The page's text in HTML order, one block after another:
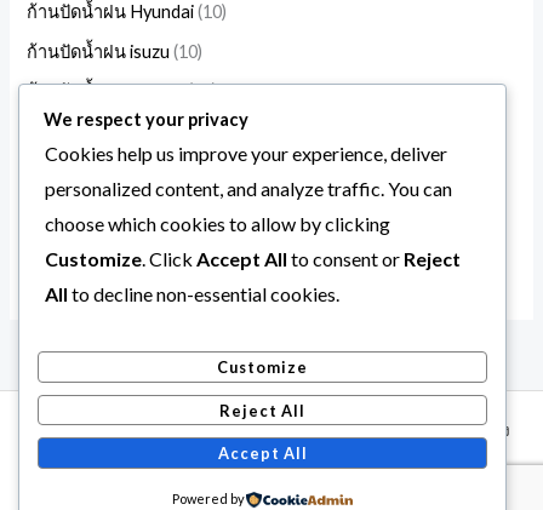
ก้านปัดน้ำฝน Hyundai 10
ก้านปัดน้ำฝน isuzu 10
ก้านปัดน้ำฝน Mazda 17
ก้านปัดน้ำฝน Mitsubishi 13
ก้านปัดน้ำฝน Nissan 19
ก้านปัดน้ำฝน Toyota 31
Copyright © 2026 Daddycar ก้านปัดน้ำฝน ราคาโรงาน คุณภาพสั่ง
ผลิต
Powered by Daddycar ก้านปัดน้ำฝน ราคาโรงาน คุณภาพสั่งผลิต
We respect your privacy
Cookies help us improve your experience, deliver
personalized content, and analyze traffic. You can
choose which cookies to allow by clicking
Customize. Click Accept All to consent or Reject
All to decline non-essential cookies.
Customize
Reject All
Accept All
Powered by